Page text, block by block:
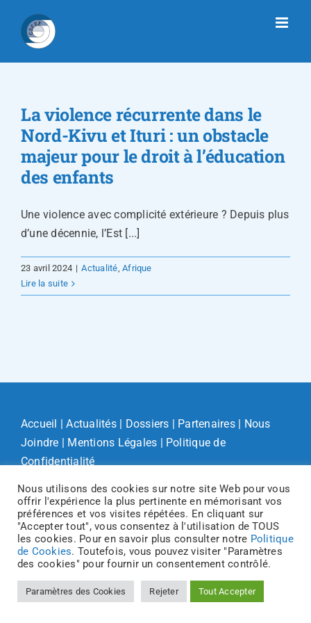
contenu
La violence récurrente dans le
Nord-Kivu et Ituri : un obstacle
majeur pour le droit à l’éducation
des enfants
Une violence avec complicité extérieure ? Depuis plus
d’une décennie, l’Est [...]
23 avril 2024 | Actualité,Afrique
Lire la suite
Accueil |Actualités| Dossiers | Partenaires| Nous
Joindre | Mentions Légales | Politique de
Confidentialité
Nous utilisons des cookies sur notre site Web pour vous
offrir l'expérience la plus pertinente en mémorisant vos
préférences et vos visites répétées. En cliquant sur
"Accepter tout", vous consentez à l'utilisation de TOUS
les cookies. Pour en savoir plus consulter notre Politique
de Cookies. Toutefois, vous pouvez visiter "Paramètres
des cookies" pour fournir un consentement contrôlé.
Paramètres des Cookies Rejeter Tout Accepter